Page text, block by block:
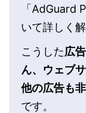
「AdGuard
いて詳しく
こうした広
ん、ウェブ
他の広告も
です。